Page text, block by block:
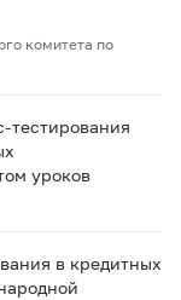
комитета по
тестирования
уроков
в кредитных